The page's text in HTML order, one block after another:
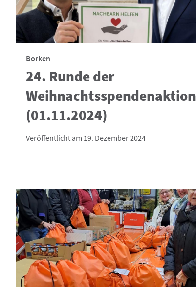
Borken
24. Runde der
Weihnachtsspendenaktion
(01.11.2024)
Veröffentlicht am 19. Dezember 2024